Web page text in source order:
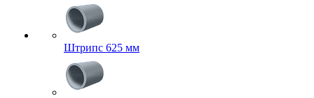
Штрипс 625 мм